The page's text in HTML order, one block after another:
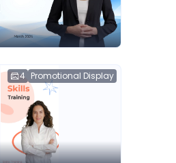
4 Promotional Display